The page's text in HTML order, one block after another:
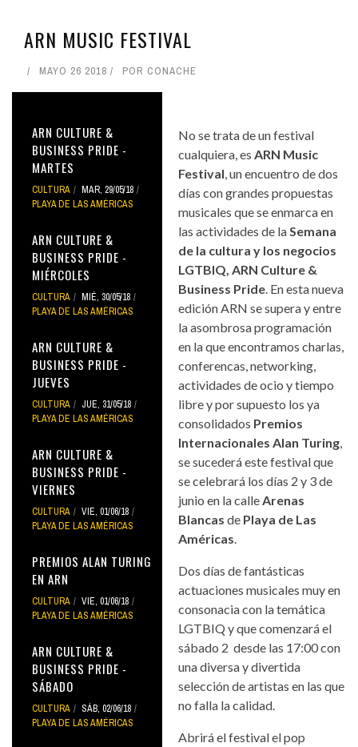
ARN MUSIC FESTIVAL
MAYO 26 2018 POR CONACHE
ARN CULTURE &
BUSINESS PRIDE -
MARTES
CULTURA
MAR, 29/05/18
PLAYA DE LAS AMÉRICAS
ARN CULTURE &
BUSINESS PRIDE -
MIÉRCOLES
CULTURA
MIÉ, 30/05/18
PLAYA DE LAS AMÉRICAS
ARN CULTURE &
BUSINESS PRIDE -
JUEVES
CULTURA
JUE, 31/05/18
PLAYA DE LAS AMÉRICAS
ARN CULTURE &
BUSINESS PRIDE -
VIERNES
CULTURA
VIE, 01/06/18
PLAYA DE LAS AMÉRICAS
PREMIOS ALAN TURING
EN ARN
CULTURA
VIE, 01/06/18
PLAYA DE LAS AMÉRICAS
ARN CULTURE &
BUSINESS PRIDE -
SÁBADO
CULTURA
SÁB, 02/06/18
PLAYA DE LAS AMÉRICAS
No se trata de un festival
cualquiera, esARN Music
Festival, un encuentro de dos
días con grandes propuestas
musicales que se enmarca en
las actividades de laSemana
de la cultura y los negocios
LGTBIQ, ARN Culture &
Business Pride. En esta nueva
edición ARN se supera y entre
la asombrosa programación
en la que encontramos charlas,
conferencas, networking,
actividades de ocio y tiempo
libre y por supuesto los ya
consolidados Premios
Internacionales Alan Turing,
se sucederá este festival que
se celebrará los días 2 y 3 de
junio en la calleArenas
Blancas de Playa de Las
Américas.
Dos días de fantásticas
actuaciones musicales muy en
consonacia con la temática
LGTBIQ y que comenzará el
sábado 2 desde las 17:00 con
una diversa y divertida
selección de artistas en las que
no falla la calidad.
Abrirá el festival el pop